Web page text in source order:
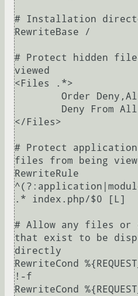
# Installation
RewriteBase /
# Protect hidden
viewed
<Files .*>
</Files>
# Protect application
files from being
RewriteRule
.* index.php/$0 [L]
# Allow any files or
that exist to be
directly
RewriteCond
!-f
RewriteCond